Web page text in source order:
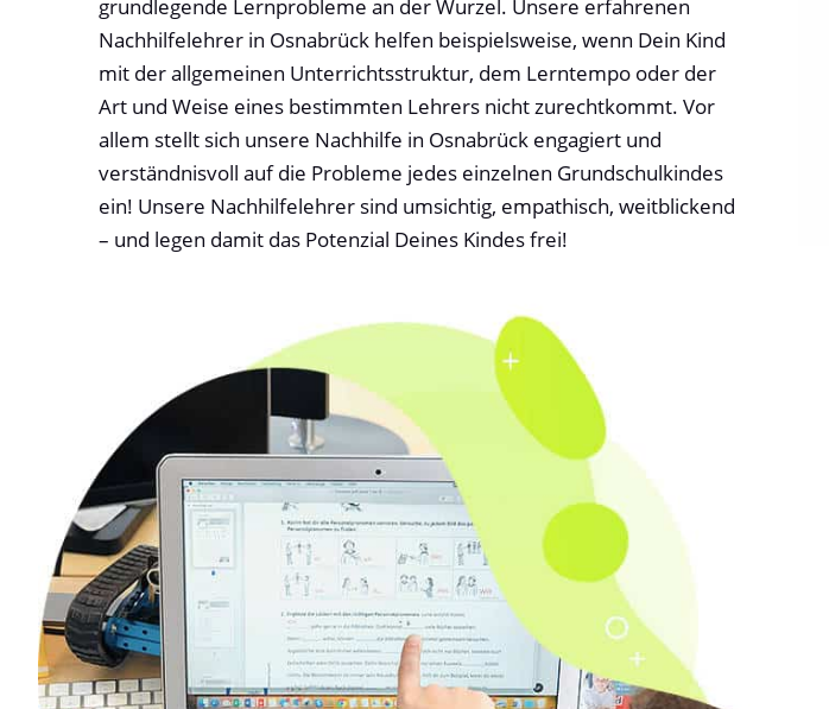
grundlegende Lernprobleme an der Wurzel. Unsere erfahrenen
Nachhilfelehrer in Osnabrück helfen beispielsweise, wenn Dein Kind
mit der allgemeinen Unterrichtsstruktur, dem Lerntempo oder der
Art und Weise eines bestimmten Lehrers nicht zurechtkommt. Vor
allem stellt sich unsere Nachhilfe in Osnabrück engagiert und
verständnisvoll auf die Probleme jedes einzelnen Grundschulkindes
ein! Unsere Nachhilfelehrer sind umsichtig, empathisch, weitblickend
– und legen damit das Potenzial Deines Kindes frei!